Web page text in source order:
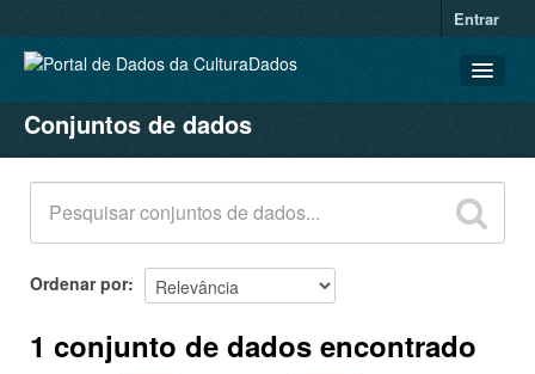
Entrar
CONJUNTOS DE DADOS
ORGANIZAÇÕES
GRUPOS
SOBRE
Conjuntos de dados
Ordenar por
1 conjunto de dados encontrado